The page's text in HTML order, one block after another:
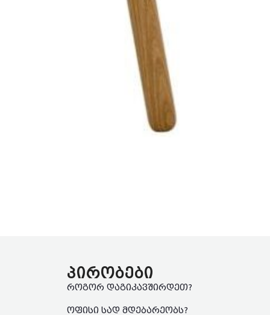
პირობები
როგორ დაგიკავშირდეთ?
ოფისი სად მდებარეობს?